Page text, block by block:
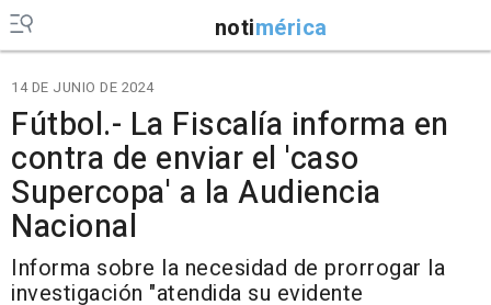
notimérica
14 DE JUNIO DE 2024
Fútbol.- La Fiscalía informa en
contra de enviar el 'caso
Supercopa' a la Audiencia
Nacional
Informa sobre la necesidad de prorrogar la
investigación "atendida su evidente